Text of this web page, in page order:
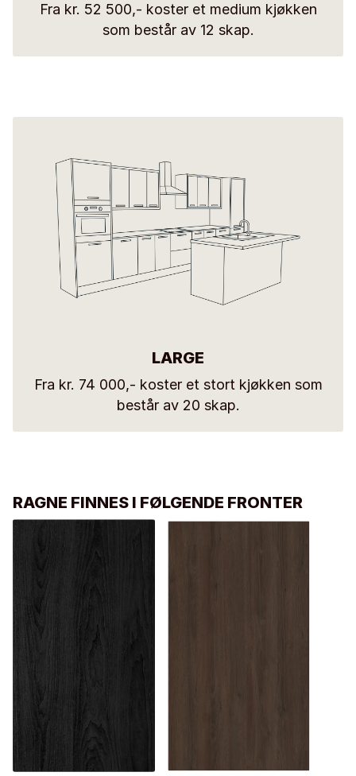
Fra kr. 52 500,- koster et medium kjøkken
som består av 12 skap.
LARGE
Fra kr. 74 000,- koster et stort kjøkken som
består av 20 skap.
RAGNE FINNES I FØLGENDE FRONTER